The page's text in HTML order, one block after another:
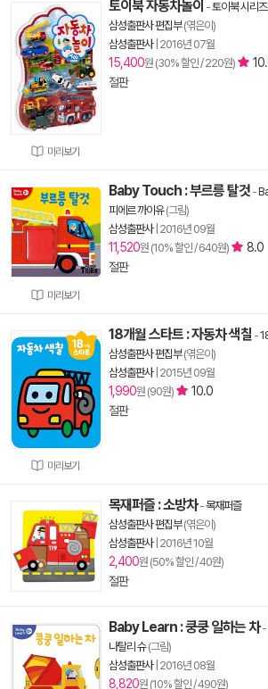
미리보기
토이북 자동차놀이 -토이북 시리즈
삼성출판사 편집부(엮은이)
삼성출판사| 2016년 07월
15,400원 (30% 할인 / 220원)
절판
미리보기
Baby Touch : 부르릉 탈것 -
피에르 까이유(그림)
삼성출판사| 2016년 09월
11,520원 (10% 할인 / 640원)
8.0
절판
미리보기
18개월 스타트 : 자동차 색칠 -
삼성출판사 편집부(엮은이)
삼성출판사| 2015년 09월
1,990원 (90원)
10.0
절판
목재퍼즐 : 소방차-목재퍼즐
삼성출판사 편집부(엮은이)
삼성출판사| 2016년 10월
2,400원 (50% 할인 / 40원)
절판
Baby Learn : 쿵쿵 일하는 차-
나탈리 슈(그림)
삼성출판사| 2016년 08월
8,820원 (10% 할인 / 490원)